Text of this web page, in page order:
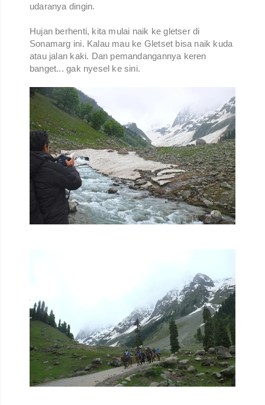
udaranya dingin.
Hujan berhenti, kita mulai naik ke gletser di
Sonamarg ini. Kalau mau ke Gletset bisa naik kuda
atau jalan kaki. Dan pemandangannya keren
banget... gak nyesel ke sini.